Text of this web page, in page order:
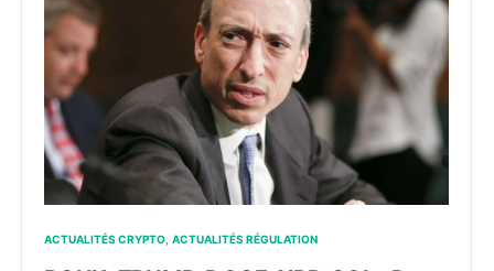
ACTUALITÉS CRYPTO ACTUALITÉS RÉGULATION